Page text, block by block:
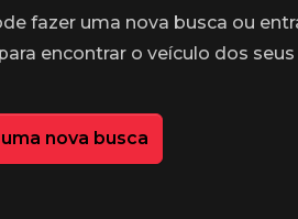
fazer uma nova busca ou
encontrar o veículo dos
nova busca